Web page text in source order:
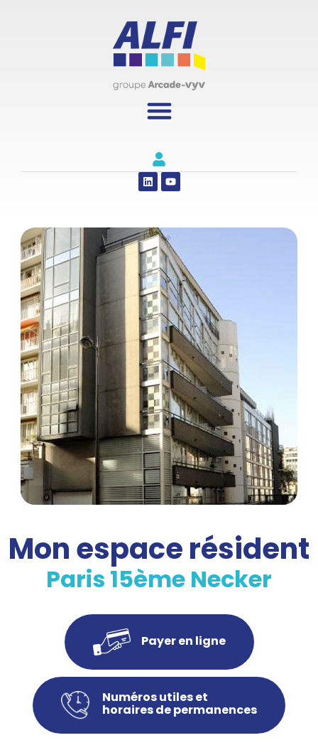
Mon espace résident
Paris 15ème Necker
Payer en ligne
Numéros utiles et
horaires de permanences